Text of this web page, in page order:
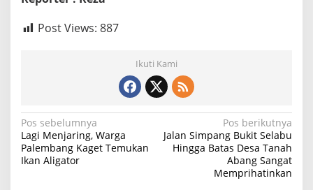
Post Views: 887
Ikuti Kami
N
a
v
Pos sebelumnya
Lagi Menjaring, Warga
Palembang Kaget Temukan
Ikan Aligator
Pos berikutnya
Jalan Simpang Bukit Selabu
Hingga Batas Desa Tanah
Abang Sangat
Memprihatinkan